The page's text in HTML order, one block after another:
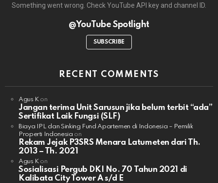
Something went wrong. Check YouTube API key and channel ID.
@YouTube Spotlight
SUBSCRIBE
RECENT COMMENTS
Agus Kon
Jangan terima Unit Sarusun jika belum terbit “ada”
Sertifikat Laik Fungsi (SLF)
Biaya IPL dan Sinking Fund Apartemen di Indonesia – Pemilik
Properti Indonesia on
Rekam Jejak P3SRS Menara Latumeten dari Th.
2013 – Th. 2021
Agus Kon
Sosialisasi Pergub DKI No. 70 Tahun 2021 di
Kalibata City Tower A s/d E